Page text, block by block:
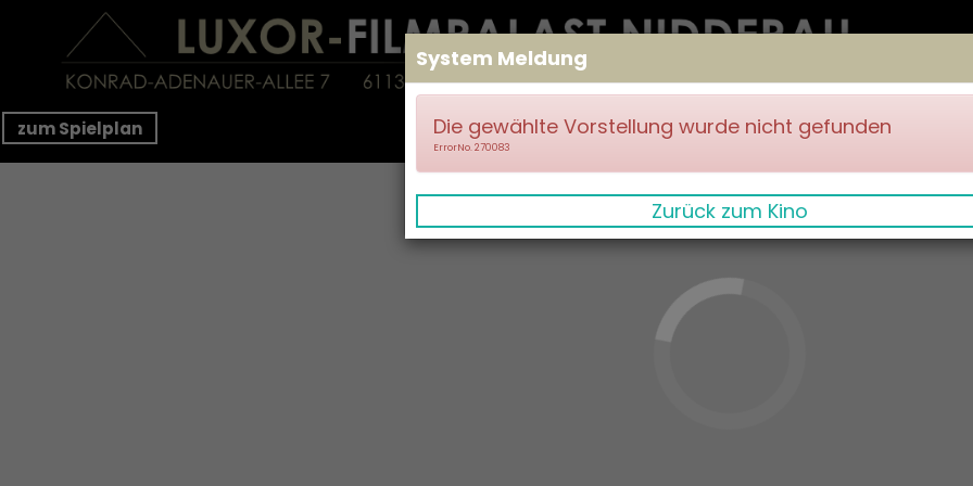
zum Spielplan
System Meldung
Die gewählte Vorstellung wurde nicht gefunden
ErrorNo. 270083
Zurück zum Kino